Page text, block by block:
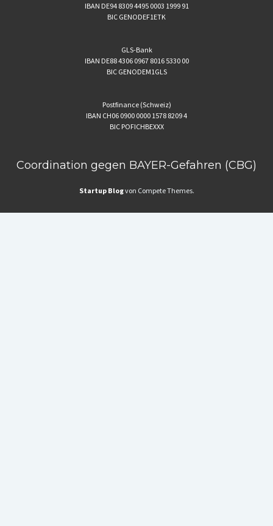
IBAN DE94 8309 4495 0003 1999 91
BIC GENODEF1ETK
GLS-Bank
IBAN DE88 4306 0967 8016 5330 00
BIC GENODEM1GLS
Postfinance (Schweiz)
IBAN CH06 0900 0000 1578 8209 4
BIC POFICHBEXXX
Coordination gegen BAYER-Gefahren (CBG)
Startup Blogvon Compete Themes.